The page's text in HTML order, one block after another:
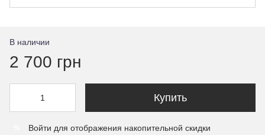
В наличии
2 700 грн
Купить
Войти для отображения накопительной скидки